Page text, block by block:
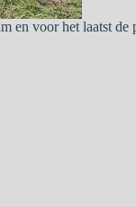
en voor het laatst